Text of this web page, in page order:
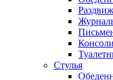
Консоли
Стулья